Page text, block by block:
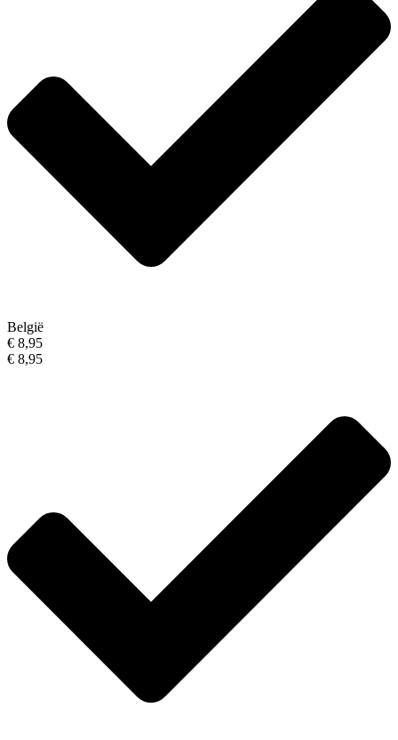
België
€ 8,95
€ 8,95